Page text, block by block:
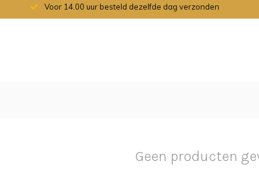
Voor 14.00 uur besteld dezelfde dag verzonden
Geen producten